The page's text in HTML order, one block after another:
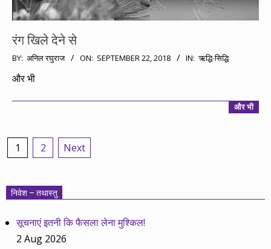
रंग खिले देने से
2018-
09-
BY: अनिल रघुराज ON: SEPTEMBER 22, 2018 IN: ऋद्धि-सिद्धि
और भी
और भी
Posts
1 2 Next
निवेश – तथास्तु
सूचनाएं इतनी कि फैसला लेना मुश्किल!
2 Aug 2026